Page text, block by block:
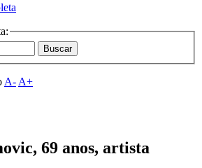
A- A+
69 anos, artista